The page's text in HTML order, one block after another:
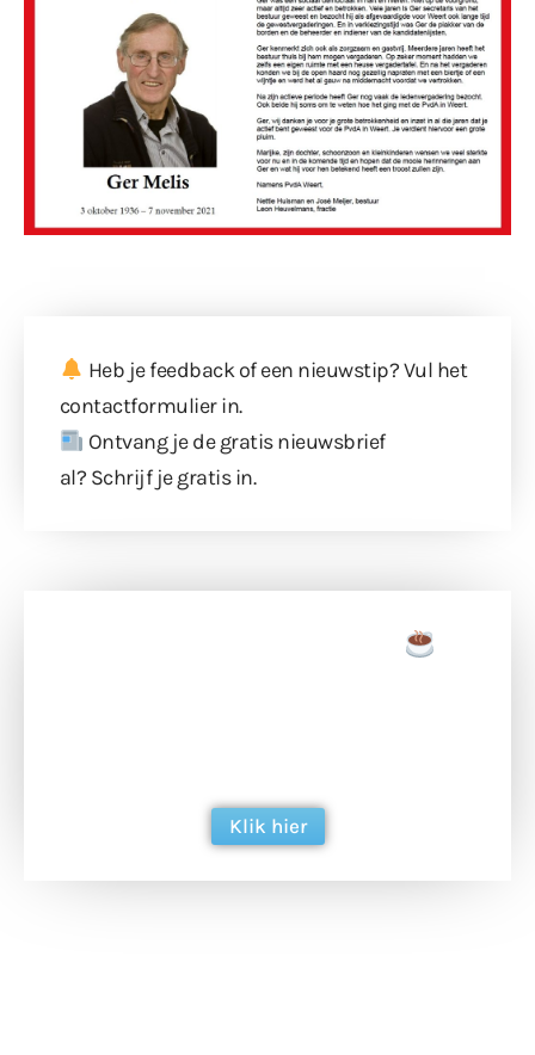
Heb je feedback of een nieuwstip? Vul het
contactformulierin.
Ontvang je de gratis nieuwsbrief
al? Schrijf je gratis in.
Klik hier